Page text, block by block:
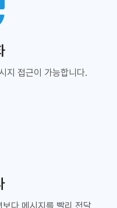
지 접근이 가능합니다.
다 메시지를 빨리 전달